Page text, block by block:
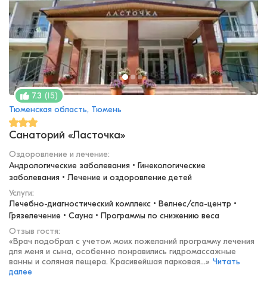
7.3 (15)
Тюменская область, Тюмень
Санаторий «Ласточка»
Оздоровление и лечение:
Андрологические заболевания • Гинекологические
заболевания • Лечение и оздоровление детей
Услуги:
Лечебно-диагностический комплекс • Велнес/спа-центр •
Грязелечение • Сауна • Программы по снижению веса
Отзыв гостя:
«Врач подобрал с учетом моих пожеланий программу лечения
для меня и сына, особенно понравились гидромассажные
ванны и соляная пещера. Красивейшая парковая...» Читать
далее